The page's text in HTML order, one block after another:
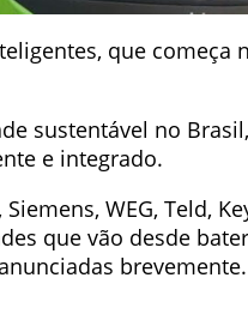
que começa
sustentável no
e integrado.
WEG, Teld,
que vão desde
brevemente.